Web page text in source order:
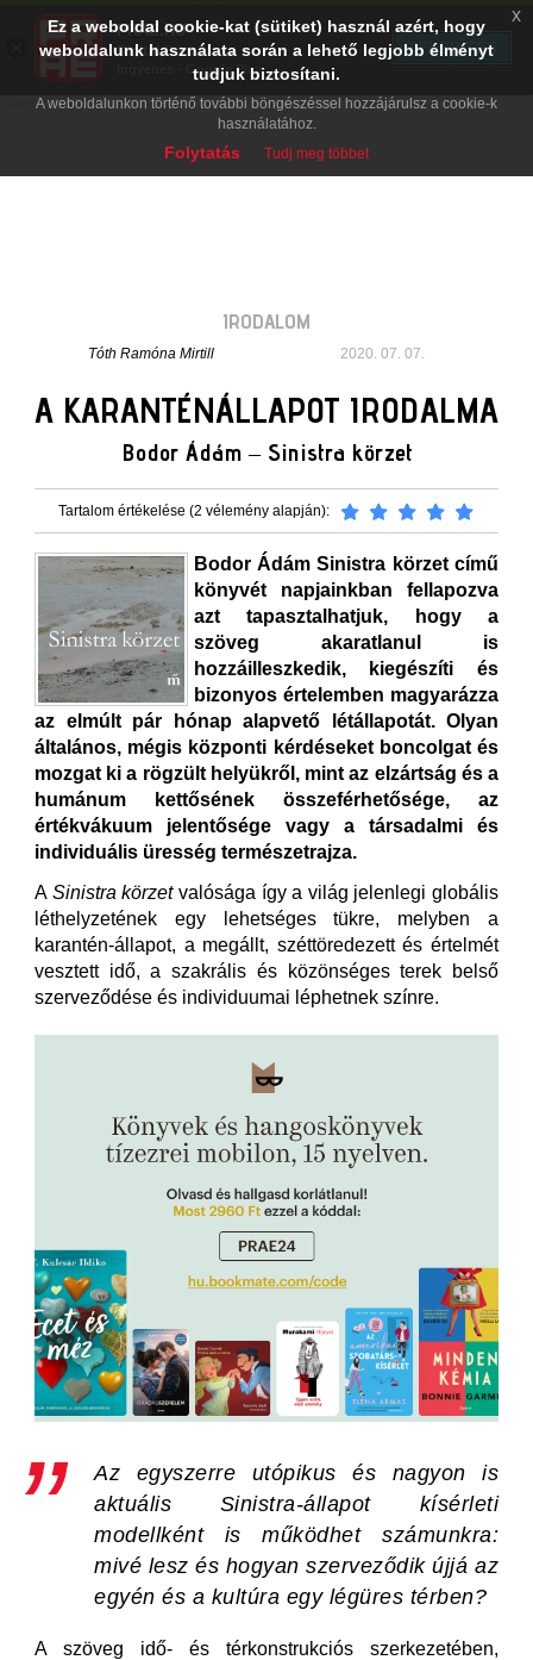
IRODALOM
Tóth Ramóna Mirtill 2020. 07. 07.
A KARANTÉNÁLLAPOT IRODALMA
Bodor Ádám – Sinistra körzet
Tartalom értékelése (2 vélemény alapján):
Bodor Ádám Sinistra körzet című
könyvét napjainkban fellapozva
azt tapasztalhatjuk, hogy a
szöveg akaratlanul is
hozzáilleszkedik, kiegészíti és
bizonyos értelemben magyarázza
az elmúlt pár hónap alapvető létállapotát. Olyan
általános, mégis központi kérdéseket boncolgat és
mozgat ki a rögzült helyükről, mint az elzártság és a
humánum kettősének összeférhetősége, az
értékvákuum jelentősége vagy a társadalmi és
individuális üresség természetrajza.
A Sinistra körzetvalósága így a világ jelenlegi globális
léthelyzetének egy lehetséges tükre, melyben a
karantén-állapot, a megállt, széttöredezett és értelmét
vesztett idő, a szakrális és közönséges terek belső
szerveződése és individuumai léphetnek színre.
Az egyszerre utópikus és nagyon is
aktuális Sinistra-állapot kísérleti
modellként is működhet számunkra:
mivé lesz és hogyan szerveződik újjá az
egyén és a kultúra egy légüres térben?
A szöveg idő- és térkonstrukciós szerkezetében,
Ez a weboldal cookie-kat (sütiket) használ azért, hogy
weboldalunk használata során a lehető legjobb élményt
tudjuk biztosítani.
A weboldalunkon történő további böngészéssel hozzájárulsz a cookie-k
használatához.
Folytatás Tudj meg többet
x
PRAE.HU
Digital Evolution
Ingyenes - Google Play
TELEPÍTÉS